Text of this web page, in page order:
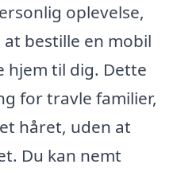
oplevelse,
bestille en mobil
hjem til dig. Dette
for travle familier,
håret, uden at
Du kan nemt